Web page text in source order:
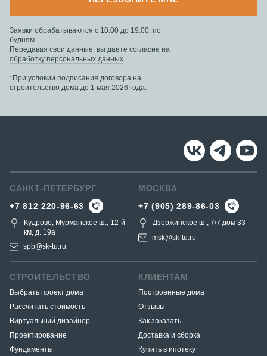
Заявки обрабатываются с 10:00 до 19:00, по
будням.
Передавая свои данные, вы даете согласие на
обработку персональных данных
*При условии подписания договора на
строительство дома до 1 мая 2026 года.
САНКТ-ПЕТЕРБУРГ
+7 812 220-96-63
Кудрово, Мурманское ш., 12-й
км, д. 19a
spb@sk-tu.ru
МОСКВА
+7 (905) 289-86-03
Дзержинское ш., 7/7 дом 33
msk@sk-tu.ru
СТРОИТЕЛЬСТВО
Выбрать проект дома
Рассчитать стоимость
Виртуальный дизайнер
Проектирование
Фундаменты
КЛИЕНТАМ
Построенные дома
Отзывы
Как заказать
Доставка и сборка
Купить в ипотеку